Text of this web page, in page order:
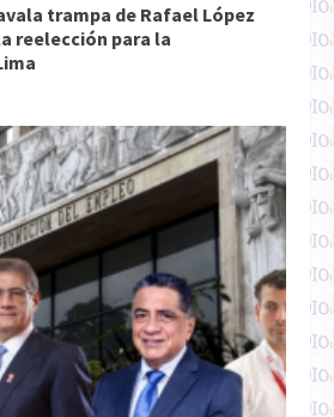
trampa de Rafael López
reelección para la